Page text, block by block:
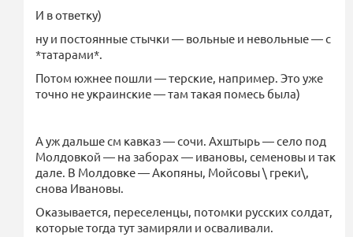
И в ответку)
ну и постоянные стычки — вольные и невольные — с
*татарами*.
Потом южнее пошли — терские, например. Это уже
точно не украинские — там такая помесь была)
А уж дальше см кавказ — сочи. Ахштырь — село под
Молдовкой — на заборах — ивановы, семеновы и так
дале. В Молдовке — Акопяны, Мойсовы \ греки\,
снова Ивановы.
Оказывается, переселенцы, потомки русских солдат,
которые тогда тут замиряли и осваливали.